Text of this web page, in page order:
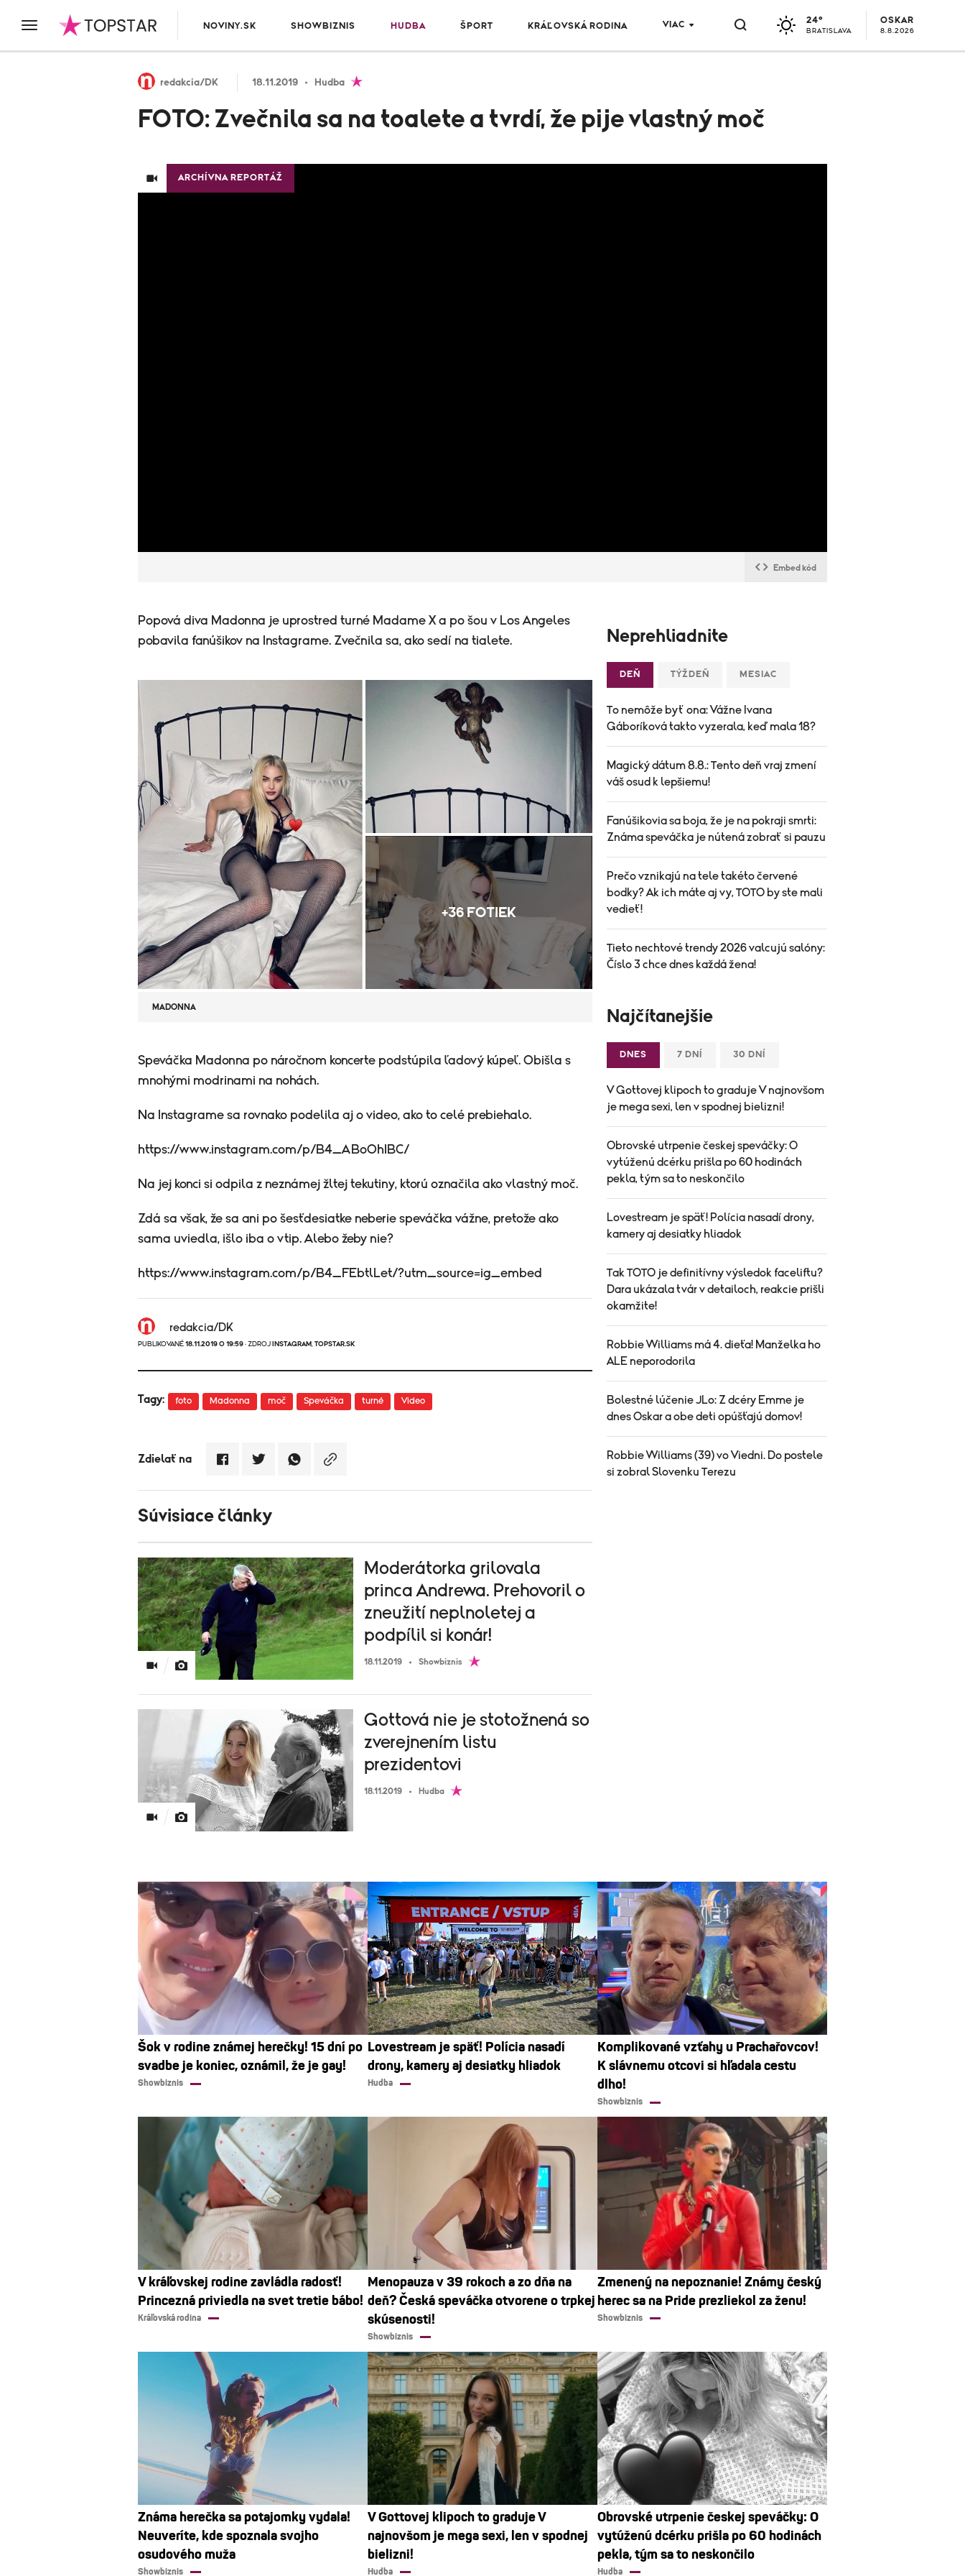
NOVINY.SK SHOWBIZNIS HUDBA ŠPORT KRÁĽOVSKÁ RODINA VIAC 24°
BRATISLAVA
OSKAR
8.8.2026
redakcia/DK 18.11.2019 Hudba
FOTO: Zvečnila sa na toalete a tvrdí, že pije vlastný moč
ARCHÍVNA REPORTÁŽ
Embed kód
Popová diva Madonna je uprostred turné Madame X a po šou v Los Angeles
pobavila fanúšikov na Instagrame. Zvečnila sa, ako sedí na tialete.
+36 FOTIEK
MADONNA
​Speváčka Madonna po náročnom koncerte podstúpila ľadový kúpeľ. Obišla s
mnohými modrinami na nohách.
Na Instagrame sa rovnako podelila aj o video, ako to celé prebiehalo.
https://www.instagram.com/p/B4_ABoOhIBC/
Na jej konci si odpila z neznámej žltej tekutiny, ktorú označila ako vlastný moč.
Zdá sa však, že sa ani po šesťdesiatke neberie speváčka vážne, pretože ako
sama uviedla, išlo iba o vtip. Alebo žeby nie?
https://www.instagram.com/p/B4_FEbtlLet/?utm_source=ig_embed
redakcia/DK
PUBLIKOVANÉ 18.11.2019 O 19:59 · ZDROJ INSTAGRAM, TOPSTAR.SK
Tagy: foto Madonna moč Speváčka turné Video
Zdielať na
Súvisiace články
Moderátorka grilovala
princa Andrewa. Prehovoril o
zneužití neplnoletej a
podpílil si konár!
18.11.2019 Showbiznis
Gottová nie je stotožnená so
zverejnením listu
prezidentovi
18.11.2019 Hudba
Neprehliadnite
DEŇ TÝŽDEŇ MESIAC
To nemôže byť ona: Vážne Ivana
Gáboríková takto vyzerala, keď mala 18?
Magický dátum 8.8.: Tento deň vraj zmení
váš osud k lepšiemu!
Fanúšikovia sa boja, že je na pokraji smrti:
Známa speváčka je nútená zobrať si pauzu
Prečo vznikajú na tele takéto červené
bodky? Ak ich máte aj vy, TOTO by ste mali
vedieť!
Tieto nechtové trendy 2026 valcujú salóny:
Číslo 3 chce dnes každá žena!
Najčítanejšie
DNES 7 DNÍ 30 DNÍ
V Gottovej klipoch to graduje V najnovšom
je mega sexi, len v spodnej bielizni!
Obrovské utrpenie českej speváčky: O
vytúženú dcérku prišla po 60 hodinách
pekla, tým sa to neskončilo
Lovestream je späť! Polícia nasadí drony,
kamery aj desiatky hliadok
Tak TOTO je definitívny výsledok faceliftu?
Dara ukázala tvár v detailoch, reakcie prišli
okamžite!
Robbie Williams má 4. dieťa! Manželka ho
ALE neporodorila
Bolestné lúčenie JLo: Z dcéry Emme je
dnes Oskar a obe deti opúšťajú domov!
Robbie Williams (39) vo Viedni. Do postele
si zobral Slovenku Terezu
Šok v rodine známej herečky! 15 dní po
svadbe je koniec, oznámil, že je gay!
Showbiznis
Lovestream je späť! Polícia nasadí
drony, kamery aj desiatky hliadok
Hudba
Komplikované vzťahy u Prachařovcov!
K slávnemu otcovi si hľadala cestu
dlho!
Showbiznis
V kráľovskej rodine zavládla radosť!
Princezná priviedla na svet tretie bábo!
Kráľovská rodina
Menopauza v 39 rokoch a zo dňa na
deň? Česká speváčka otvorene o trpkej
skúsenosti!
Showbiznis
Zmenený na nepoznanie! Známy český
herec sa na Pride prezliekol za ženu!
Showbiznis
Známa herečka sa potajomky vydala!
Neuveríte, kde spoznala svojho
osudového muža
Showbiznis
V Gottovej klipoch to graduje V
najnovšom je mega sexi, len v spodnej
bielizni!
Hudba
Obrovské utrpenie českej speváčky: O
vytúženú dcérku prišla po 60 hodinách
pekla, tým sa to neskončilo
Hudba